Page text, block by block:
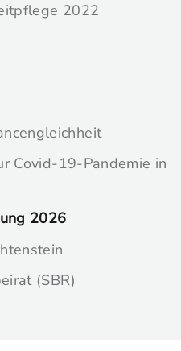
2022
Covid-19-Pandemie in
2026
(SBR)